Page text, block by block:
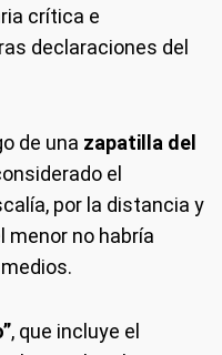
crítica e
declaraciones del
de una zapatilla del
el
por la distancia y
menor no habría
, que incluye el